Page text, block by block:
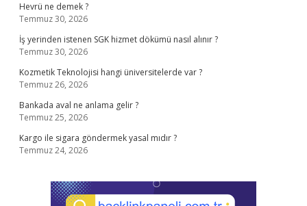
Hevrü ne demek ?
Temmuz 30, 2026
İş yerinden istenen SGK hizmet dökümü nasıl alınır ?
Temmuz 30, 2026
Kozmetik Teknolojisi hangi üniversitelerde var ?
Temmuz 26, 2026
Bankada aval ne anlama gelir ?
Temmuz 25, 2026
Kargo ile sigara göndermek yasal mıdır ?
Temmuz 24, 2026